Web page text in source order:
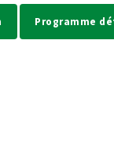
Programme